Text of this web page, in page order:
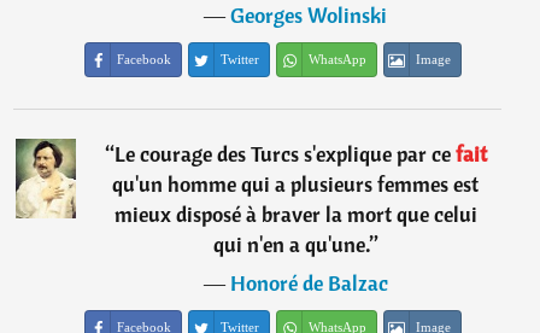
―Georges Wolinski
Facebook Twitter WhatsApp Image
“Le courage des Turcs s'explique par cefait
qu'un homme qui a plusieurs femmes est
mieux disposé à braver la mort que celui
qui n'en a qu'une.”
―Honoré de Balzac
Facebook Twitter WhatsApp Image